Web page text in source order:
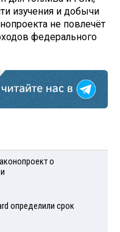
изучения и добычи
не повлечёт
федерального
о
определили срок